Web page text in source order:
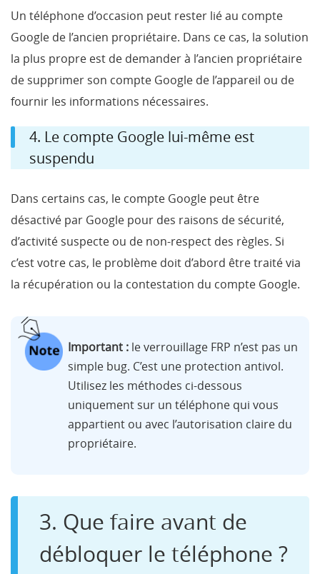
Un téléphone d’occasion peut rester lié au compte
Google de l’ancien propriétaire. Dans ce cas, la solution
la plus propre est de demander à l’ancien propriétaire
de supprimer son compte Google de l’appareil ou de
fournir les informations nécessaires.
4. Le compte Google lui-même est
suspendu
Dans certains cas, le compte Google peut être
désactivé par Google pour des raisons de sécurité,
d’activité suspecte ou de non-respect des règles. Si
c’est votre cas, le problème doit d’abord être traité via
la récupération ou la contestation du compte Google.
Important : le verrouillage FRP n’est pas un
simple bug. C’est une protection antivol.
Utilisez les méthodes ci-dessous
uniquement sur un téléphone qui vous
appartient ou avec l’autorisation claire du
propriétaire.
3. Que faire avant de
débloquer le téléphone ?